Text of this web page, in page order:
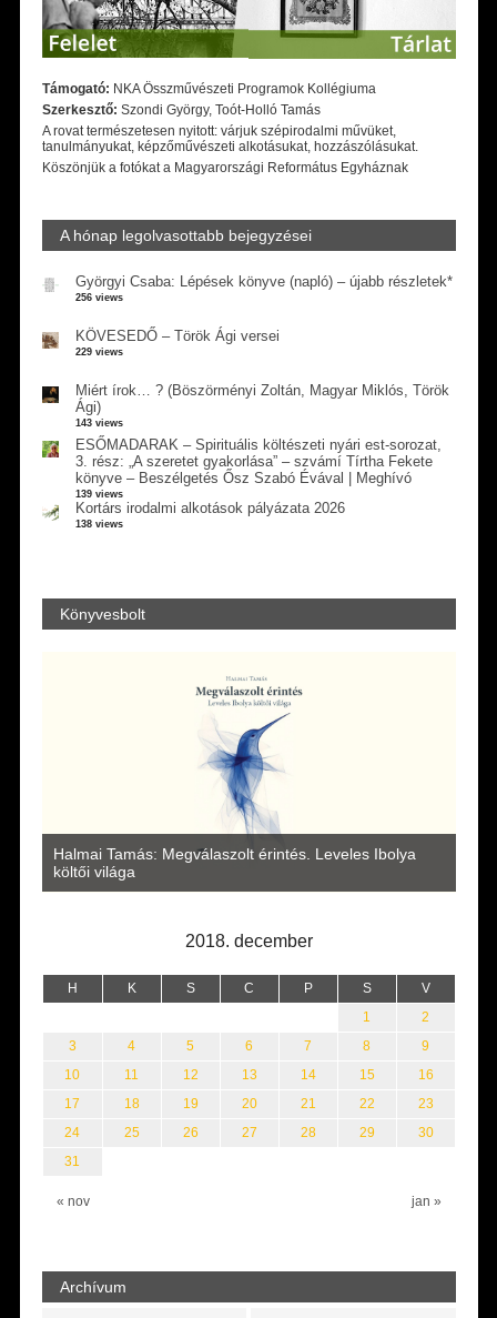
Támogató: NKA Összművészeti Programok Kollégiuma
Szerkesztő: Szondi György, Toót-Holló Tamás
A rovat természetesen nyitott: várjuk szépirodalmi művüket,
tanulmányukat, képzőművészeti alkotásukat, hozzászólásukat.
Köszönjük a fotókat a Magyarországi Református Egyháznak
A hónap legolvasottabb bejegyzései
Györgyi Csaba: Lépések könyve (napló) – újabb részletek*
256 views
KÖVESEDŐ – Török Ági versei
229 views
Miért írok… ? (Böszörményi Zoltán, Magyar Miklós, Török
Ági)
143 views
ESŐMADARAK – Spirituális költészeti nyári est-sorozat,
3. rész: „A szeretet gyakorlása” – szvámí Tírtha Fekete
könyve – Beszélgetés Ősz Szabó Évával | Meghívó
139 views
Kortárs irodalmi alkotások pályázata 2026
138 views
Könyvesbolt
Halmai Tamás: Megválaszolt érintés. Leveles Ibolya
költői világa
2018. december
H K S C P S V
« nov jan »
1
2
3
4 5 6 7 8
9
10
11 12 13 14 15
16
17
18 19 20 21 22
23
24
25 26 27 28 29
30
31
Archívum